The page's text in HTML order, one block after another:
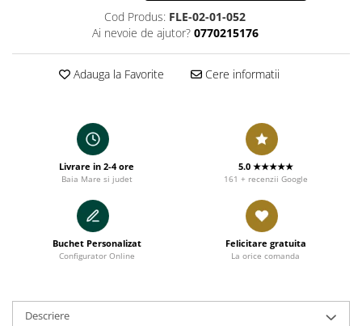
Cod Produs: FLE-02-01-052
Ai nevoie de ajutor? 0770215176
Adauga la Favorite Cere informatii
Livrare in 2-4 ore
Baia Mare si judet
5.0 ★★★★★
161 + recenzii Google
Buchet Personalizat
Configurator Online
Felicitare gratuita
La orice comanda
Descriere